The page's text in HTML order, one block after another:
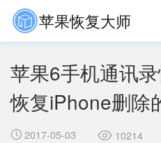
苹果恢复大师
苹果6手机通讯
恢复iPhone删除
 2017-05-03  10214